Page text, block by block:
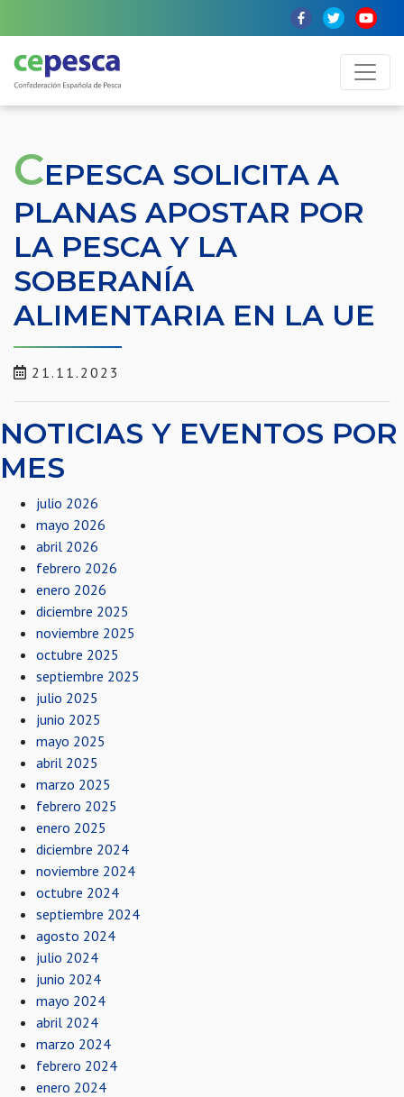
CEPESCA SOLICITA A
PLANAS APOSTAR POR
LA PESCA Y LA
SOBERANÍA
ALIMENTARIA EN LA UE
21.11.2023
NOTICIAS Y EVENTOS POR
MES
julio 2026
mayo 2026
abril 2026
febrero 2026
enero 2026
diciembre 2025
noviembre 2025
octubre 2025
septiembre 2025
julio 2025
junio 2025
mayo 2025
abril 2025
marzo 2025
febrero 2025
enero 2025
diciembre 2024
noviembre 2024
octubre 2024
septiembre 2024
agosto 2024
julio 2024
junio 2024
mayo 2024
abril 2024
marzo 2024
febrero 2024
enero 2024